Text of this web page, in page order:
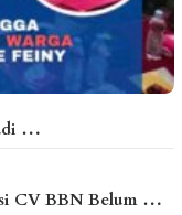
…
CV BBN Belum …